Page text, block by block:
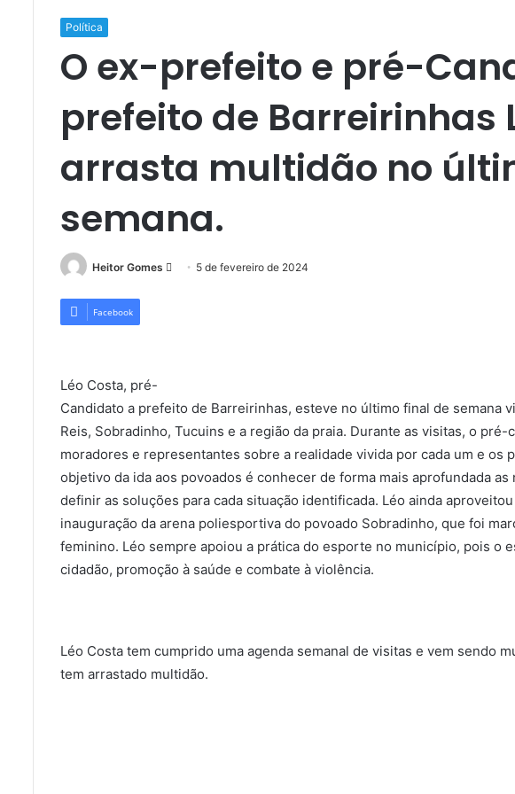
Política
O ex-prefeito e pré-
prefeito de Barreirinhas
arrasta multidão no
semana.
Heitor Gomes
Mande5 de fevereiro de 2024
Facebook
Léo Costa, pré-
Candidato a prefeito de Barreirinhas, esteve no último final de semana
Reis, Sobradinho, Tucuins e a região da praia. Durante as visitas, o
moradores e representantes sobre a realidade vivida por cada um e os
objetivo da ida aos povoados é conhecer de forma mais aprofundada
definir as soluções para cada situação identificada. Léo ainda
inauguração da arena poliesportiva do povoado Sobradinho, que foi
feminino. Léo sempre apoiou a prática do esporte no município, pois o
cidadão, promoção à saúde e combate à violência.
Léo Costa tem cumprido uma agenda semanal de visitas e vem sendo
tem arrastado multidão.